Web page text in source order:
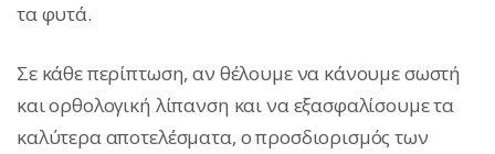
τα φυτά.
Σε κάθε περίπτωση, αν θέλουμε να κάνουμε σωστή
και ορθολογική λίπανση και να εξασφαλίσουμε τα
καλύτερα αποτελέσματα, ο προσδιορισμός των